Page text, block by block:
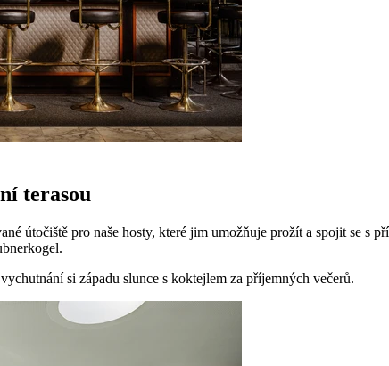
terasou
útočiště pro naše hosty, které jim umožňuje prožít a spojit se s
si západu slunce s koktejlem za příjemných večerů.